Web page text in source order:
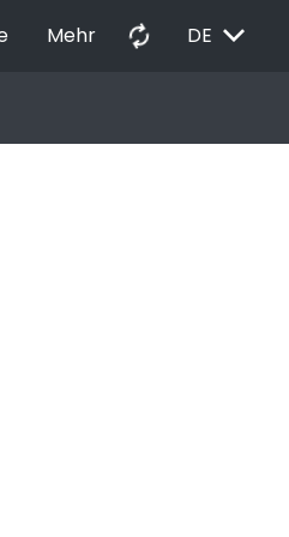
Mehr autorenew DE EXPAND_MORE